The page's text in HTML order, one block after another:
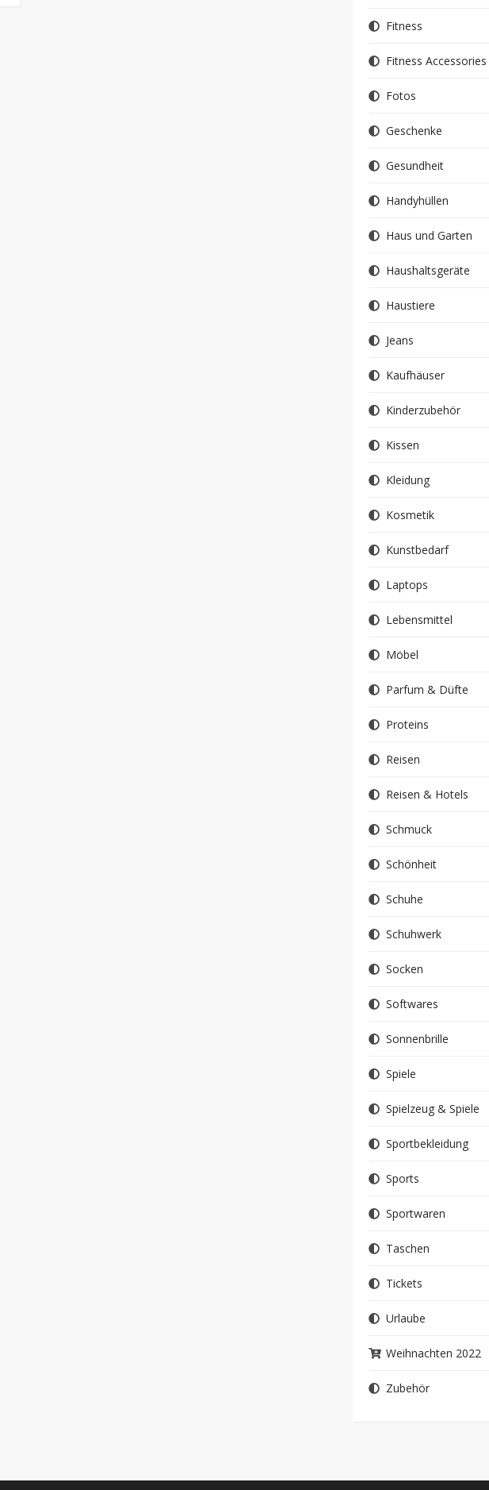
Fitness
Fitness Accessories
Fotos
Geschenke
Gesundheit
Handyhüllen
Haus und Garten
Haushaltsgeräte
Haustiere
Jeans
Kaufhäuser
Kinderzubehör
Kissen
Kleidung
Kosmetik
Kunstbedarf
Laptops
Lebensmittel
Möbel
Parfum & Düfte
Proteins
Reisen
Reisen & Hotels
Schmuck
Schönheit
Schuhe
Schuhwerk
Socken
Softwares
Sonnenbrille
Spiele
Spielzeug & Spiele
Sportbekleidung
Sports
Sportwaren
Taschen
Tickets
Urlaube
Weihnachten 2022
Zubehör